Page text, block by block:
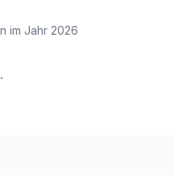
im Jahr 2026